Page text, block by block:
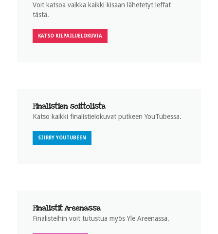
Voit katsoa vaikka kaikki kisaan lähetetyt leffat
tästä.
KATSO KILPAILUELOKUVIA
Finalistien soittolista
Katso kaikki finalistielokuvat putkeen YouTubessa.
SIIRRY YOUTUBEEN
Finalistit Areenassa
Finalisteihin voit tutustua myös Yle Areenassa.